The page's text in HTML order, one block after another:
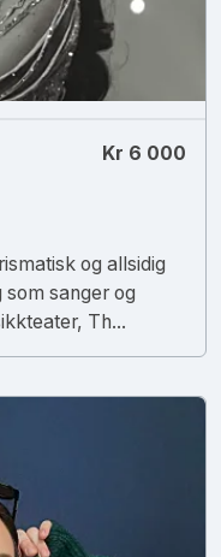
Kr 6 000
og allsidig
sanger og
Th...